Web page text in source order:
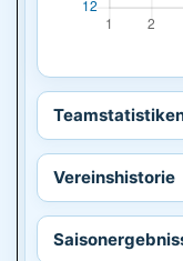
Vereinshistorie